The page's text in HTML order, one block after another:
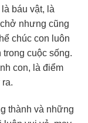
báu vật, là
nhưng cũng
chúc con luôn
cuộc sống.
con, là điểm
thành và những